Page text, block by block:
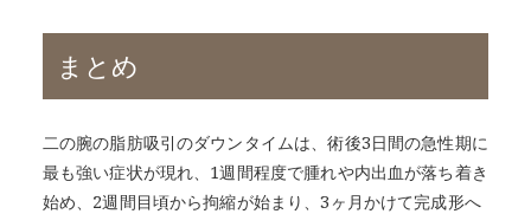
まとめ
二の腕の脂肪吸引のダウンタイムは、術後3日間の急性期に
最も強い症状が現れ、1週間程度で腫れや内出血が落ち着き
始め、2週間目頃から拘縮が始まり、3ヶ月かけて完成形へ